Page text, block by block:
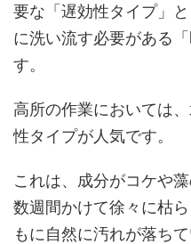
要な「遅効性タイプ」
に洗い流す必要がある
す。
高所の作業においては
性タイプが人気です。
これは、成分がコケや
数週間かけて徐々に枯
もに自然に汚れが落ち